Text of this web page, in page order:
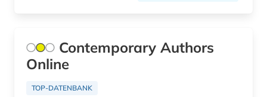
akkreditierung (1)
akte (2)
aktie (6)
Contemporary Authors
Online
TOP-DATENBANK